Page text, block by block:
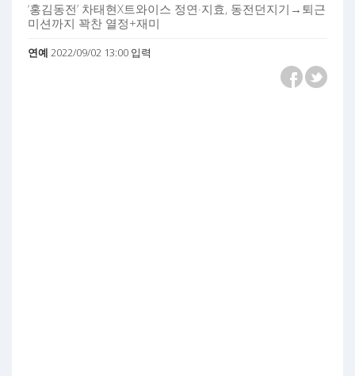
‘홍김동전’ 차태현X트와이스 정연·지효, 동전던지기→퇴근
미션까지 꽉찬 열정+재미
연예 2022/09/02 13:00 입력